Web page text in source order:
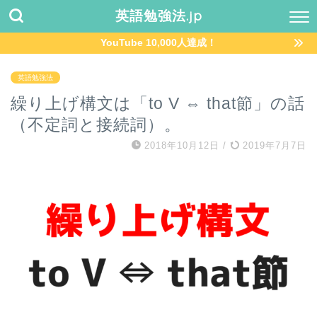
英語勉強法.jp
YouTube 10,000人達成！
英語勉強法
繰り上げ構文は「to V ⇔ that節」の話
（不定詞と接続詞）。
2018年10月12日 / 2019年7月7日